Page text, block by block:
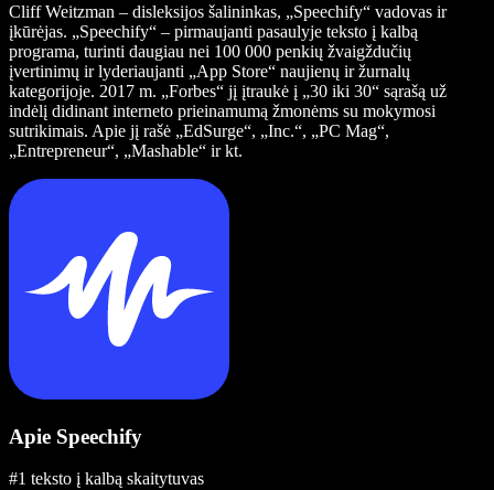
Cliff Weitzman – disleksijos šalininkas, „Speechify“ vadovas ir
įkūrėjas. „Speechify“ – pirmaujanti pasaulyje teksto į kalbą
programa, turinti daugiau nei 100 000 penkių žvaigždučių
įvertinimų ir lyderiaujanti „App Store“ naujienų ir žurnalų
kategorijoje. 2017 m. „Forbes“ jį įtraukė į „30 iki 30“ sąrašą už
indėlį didinant interneto prieinamumą žmonėms su mokymosi
sutrikimais. Apie jį rašė „EdSurge“, „Inc.“, „PC Mag“,
„Entrepreneur“, „Mashable“ ir kt.
Apie Speechify
#1 teksto į kalbą skaitytuvas